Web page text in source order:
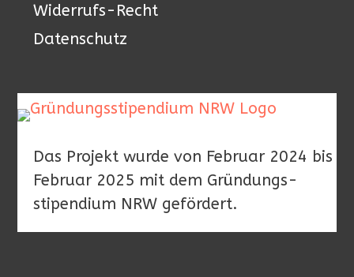
Widerrufs-Recht
Datenschutz
Das Projekt wurde von Februar 2024 bis
Februar 2025 mit dem Gründungs-
stipendium NRW gefördert.